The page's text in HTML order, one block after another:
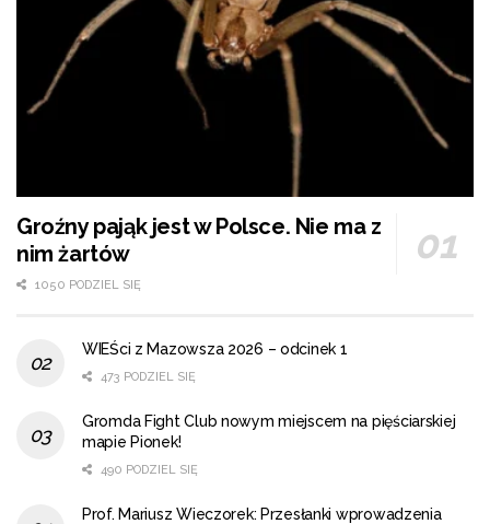
Groźny pająk jest w Polsce. Nie ma z
nim żartów
1050 PODZIEL SIĘ
WIEŚci z Mazowsza 2026 – odcinek 1
473 PODZIEL SIĘ
Gromda Fight Club nowym miejscem na pięściarskiej
mapie Pionek!
490 PODZIEL SIĘ
Prof. Mariusz Wieczorek: Przesłanki wprowadzenia